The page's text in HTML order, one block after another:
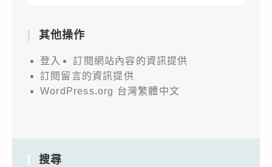
其他操作
登入
訂閱網站內容的資訊提供
訂閱留言的資訊提供
WordPress.org 台灣繁體中文
搜尋